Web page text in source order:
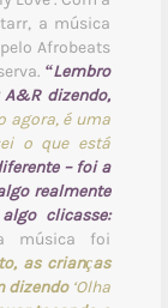
a música
Afrobeats
“Lembro
dizendo,
agora, é uma
o que está
– foi a
realmente
clicasse:
música foi
as crianças
dizendo ‘Olha